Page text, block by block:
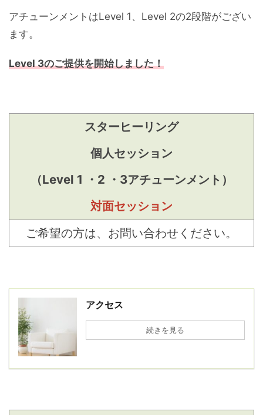
アチューンメントはLevel 1、Level 2の2段階がござい
ます。
Level 3のご提供を開始しました！
スターヒーリング
個人セッション
（Level 1 ・2 ・3アチューンメント）
対面セッション
ご希望の方は、お問い合わせください。
アクセス
続きを見る